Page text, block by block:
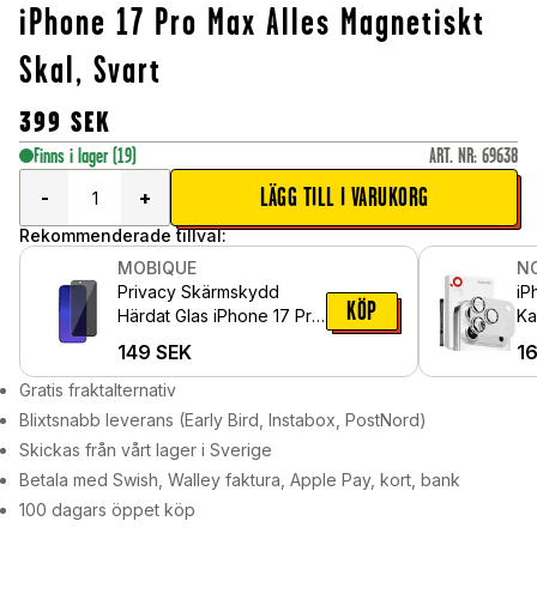
iPhone 17 Pro Max Alles Magnetiskt
Skal, Svart
399 SEK
Finns i lager (19) ART. NR: 69638
-
+ LÄGG TILL I VARUKORG
Rekommenderade tillval:
MOBIQUE
Privacy Skärmskydd
Härdat Glas iPhone 17 Pro
149 SEK
KÖP
Gratis fraktalternativ
Blixtsnabb leverans (Early Bird, Instabox, PostNord)
Skickas från vårt lager i Sverige
Betala med Swish, Walley faktura, Apple Pay, kort, bank
100 dagars öppet köp